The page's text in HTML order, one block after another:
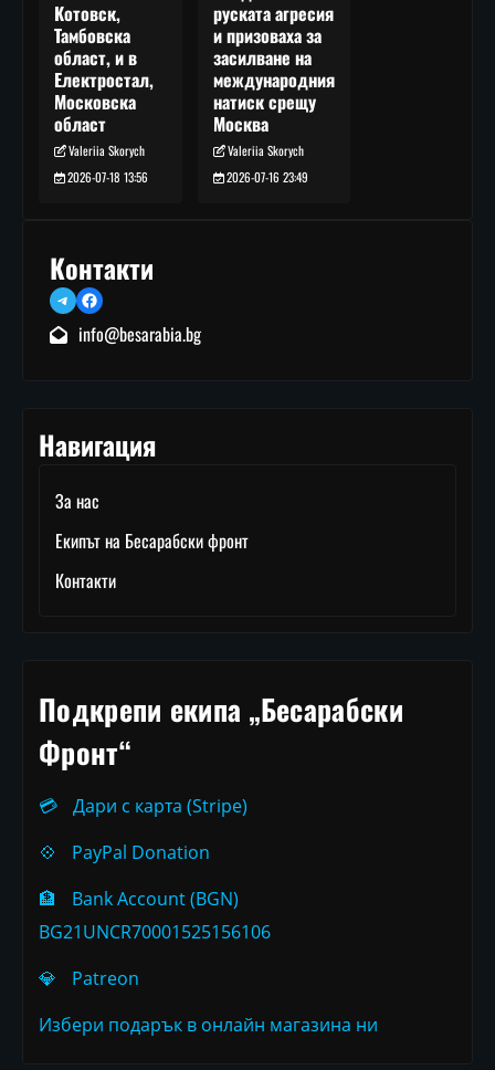
Котовск,
Тамбовска
област, и в
Електростал,
Московска
област
Valeriia Skorych
2026-07-18 13:56
руската агресия
и призоваха за
засилване на
международния
натиск срещу
Москва
Valeriia Skorych
2026-07-16 23:49
Контакти
TelegramFacebook
info@besarabia.bg
Навигация
За нас
Екипът на Бесарабски фронт
Контакти
Подкрепи екипа „Бесарабски
Фронт“
💳
Дари с карта (Stripe)
💠
PayPal Donation
🏦
Bank Account (BGN)
BG21UNCR70001525156106
💎
Patreon
Избери подарък в онлайн магазина ни